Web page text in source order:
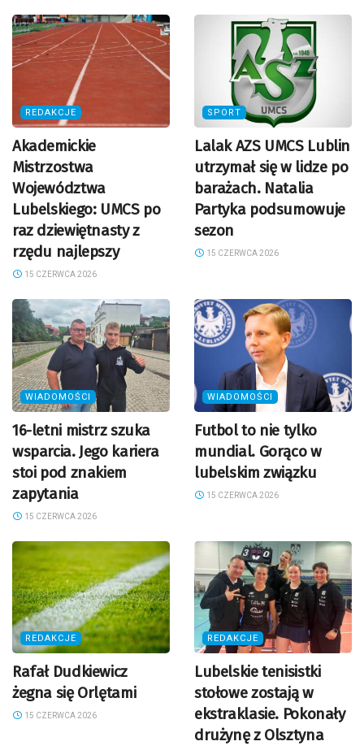
REDAKCJE
Akademickie
Mistrzostwa
Województwa
Lubelskiego: UMCS po
raz dziewiętnasty z
rzędu najlepszy
15 CZERWCA 2026
SPORT
Lalak AZS UMCS Lublin
utrzymał się w lidze po
barażach. Natalia
Partyka podsumowuje
sezon
15 CZERWCA 2026
WIADOMOŚCI
16-letni mistrz szuka
wsparcia. Jego kariera
stoi pod znakiem
zapytania
15 CZERWCA 2026
WIADOMOŚCI
Futbol to nie tylko
mundial. Gorąco w
lubelskim związku
15 CZERWCA 2026
REDAKCJE
Rafał Dudkiewicz
żegna się Orlętami
15 CZERWCA 2026
REDAKCJE
Lubelskie tenisistki
stołowe zostają w
ekstraklasie. Pokonały
drużynę z Olsztyna